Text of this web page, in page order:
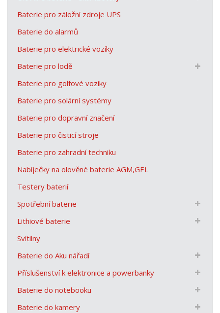
Baterie pro záložní zdroje UPS
Baterie do alarmů
Baterie pro elektrické vozíky
Baterie pro lodě
Baterie pro golfové vozíky
Baterie pro solární systémy
Baterie pro dopravní značení
Baterie pro čisticí stroje
Baterie pro zahradní techniku
Nabíječky na olověné baterie AGM,GEL
Testery baterií
Spotřební baterie
Lithiové baterie
Svítilny
Baterie do Aku nářadí
Příslušenství k elektronice a powerbanky
Baterie do notebooku
Baterie do kamery